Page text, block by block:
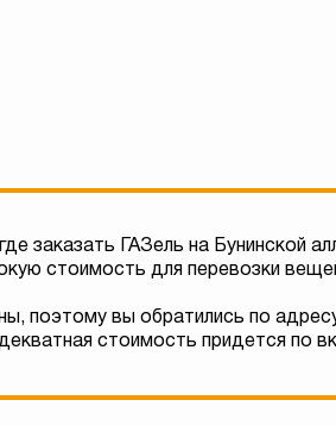
заказать ГАЗель на Бунинской
стоимость для перевозки
поэтому вы обратились по
стоимость придется по